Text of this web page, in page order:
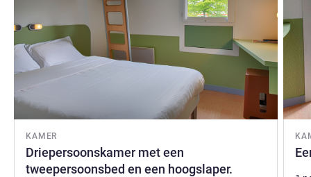
KAMER
Driepersoonskamer met een
tweepersoonsbed en een hoogslaper.